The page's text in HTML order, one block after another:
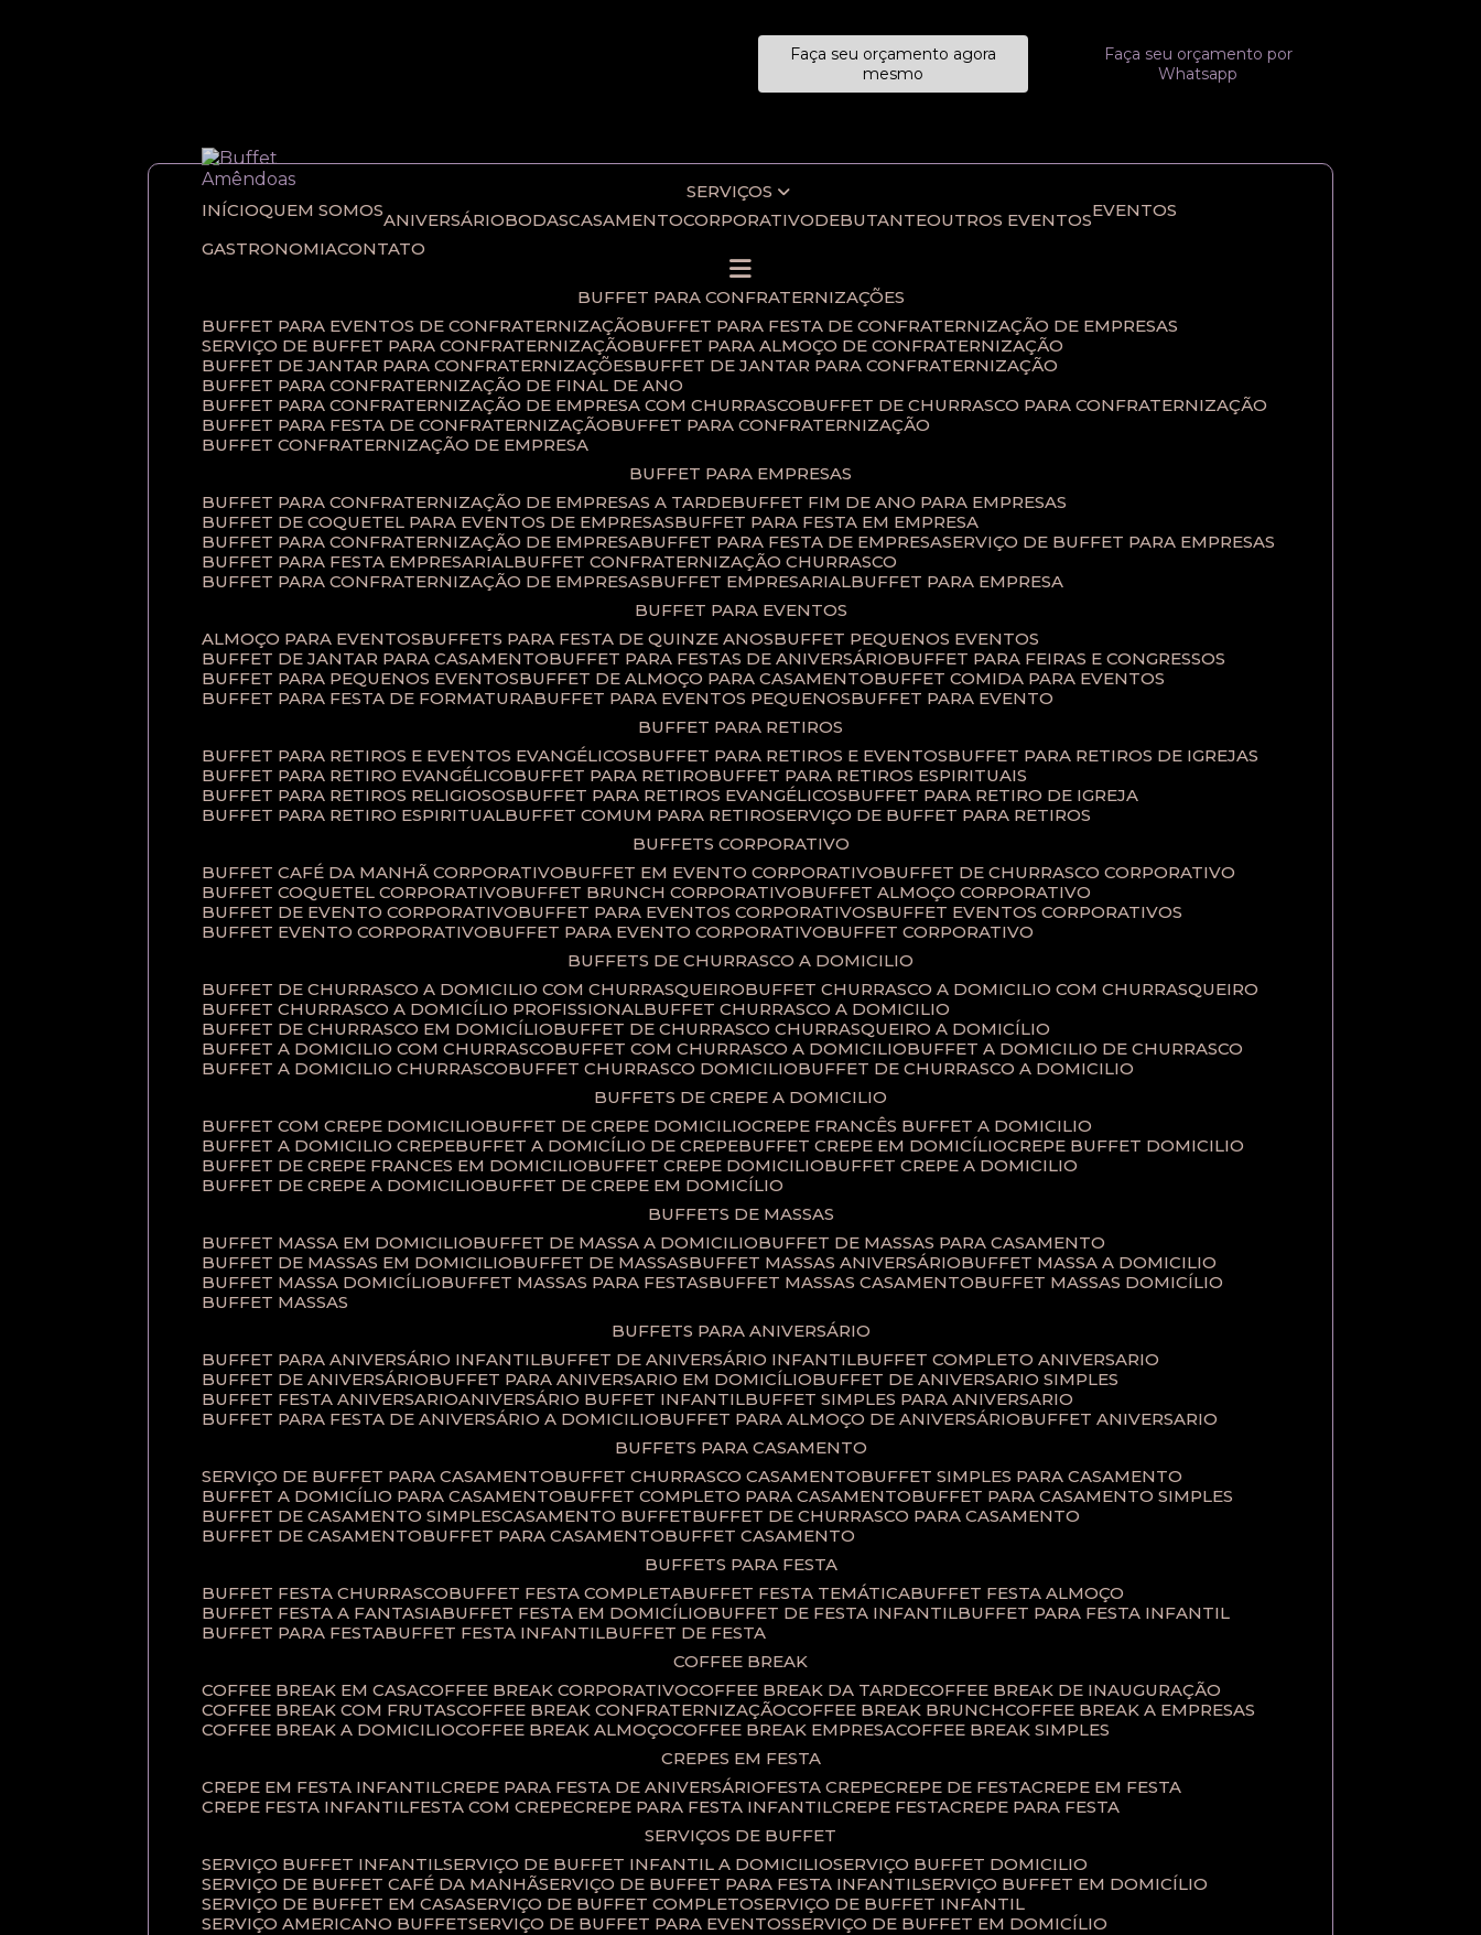
Faça seu orçamento agora
mesmo
Faça seu orçamento por
Whatsapp
INÍCIO QUEM SOMOS
SERVIÇOS
ANIVERSÁRIO
BODAS CASAMENTO CORPORATIVO DEBUTANTE OUTROS EVENTOS
EVENTOS
GASTRONOMIA CONTATO
BUFFET PARA CONFRATERNIZAÇÕES
BUFFET PARA EVENTOS DE CONFRATERNIZAÇÃO
BUFFET PARA FESTA DE CONFRATERNIZAÇÃO DE EMPRESAS
SERVIÇO DE BUFFET PARA CONFRATERNIZAÇÃO
BUFFET PARA ALMOÇO DE CONFRATERNIZAÇÃO​
BUFFET DE JANTAR PARA CONFRATERNIZAÇÕES​
BUFFET DE JANTAR PARA CONFRATERNIZAÇÃO​
BUFFET PARA CONFRATERNIZAÇÃO DE FINAL DE ANO​
BUFFET PARA CONFRATERNIZAÇÃO DE EMPRESA COM CHURRASCO
BUFFET DE CHURRASCO PARA CONFRATERNIZAÇÃO
BUFFET PARA FESTA DE CONFRATERNIZAÇÃO
BUFFET PARA CONFRATERNIZAÇÃO
BUFFET CONFRATERNIZAÇÃO DE EMPRESA
BUFFET PARA EMPRESAS
BUFFET PARA CONFRATERNIZAÇÃO DE EMPRESAS A TARDE
BUFFET FIM DE ANO PARA EMPRESAS
BUFFET DE COQUETEL PARA EVENTOS DE EMPRESAS
BUFFET PARA FESTA EM EMPRESA
BUFFET PARA CONFRATERNIZAÇÃO DE EMPRESA
BUFFET PARA FESTA DE EMPRESA SERVIÇO DE BUFFET PARA EMPRESAS
BUFFET PARA FESTA EMPRESARIAL
BUFFET CONFRATERNIZAÇÃO CHURRASCO
BUFFET PARA CONFRATERNIZAÇÃO DE EMPRESAS
BUFFET EMPRESARIAL
BUFFET PARA EMPRESA
BUFFET PARA EVENTOS
ALMOÇO PARA EVENTOS
BUFFETS PARA FESTA DE QUINZE ANOS
BUFFET PEQUENOS EVENTOS
BUFFET DE JANTAR PARA CASAMENTO
BUFFET PARA FESTAS DE ANIVERSÁRIO
BUFFET PARA FEIRAS E CONGRESSOS
BUFFET PARA PEQUENOS EVENTOS
BUFFET DE ALMOÇO PARA CASAMENTO
BUFFET COMIDA PARA EVENTOS
BUFFET PARA FESTA DE FORMATURA
BUFFET PARA EVENTOS PEQUENOS
BUFFET PARA EVENTO
BUFFET PARA RETIROS
BUFFET PARA RETIROS E EVENTOS EVANGÉLICOS
BUFFET PARA RETIROS E EVENTOS
BUFFET PARA RETIROS DE IGREJAS
BUFFET PARA RETIRO EVANGÉLICO
BUFFET PARA RETIRO
BUFFET PARA RETIROS ESPIRITUAIS
BUFFET PARA RETIROS RELIGIOSOS
BUFFET PARA RETIROS EVANGÉLICOS
BUFFET PARA RETIRO DE IGREJA
BUFFET PARA RETIRO ESPIRITUAL
BUFFET COMUM PARA RETIRO​ SERVIÇO DE BUFFET PARA RETIROS
BUFFETS CORPORATIVO
BUFFET CAFÉ DA MANHÃ CORPORATIVO
BUFFET EM EVENTO CORPORATIVO
BUFFET DE CHURRASCO CORPORATIVO
BUFFET COQUETEL CORPORATIVO
BUFFET BRUNCH CORPORATIVO
BUFFET ALMOÇO CORPORATIVO
BUFFET DE EVENTO CORPORATIVO
BUFFET PARA EVENTOS CORPORATIVOS
BUFFET EVENTOS CORPORATIVOS
BUFFET EVENTO CORPORATIVO
BUFFET PARA EVENTO CORPORATIVO
BUFFET CORPORATIVO
BUFFETS DE CHURRASCO A DOMICILIO
BUFFET DE CHURRASCO A DOMICILIO COM CHURRASQUEIRO
BUFFET CHURRASCO A DOMICILIO COM CHURRASQUEIRO
BUFFET CHURRASCO A DOMICÍLIO PROFISSIONAL
BUFFET CHURRASCO A DOMICILIO
BUFFET DE CHURRASCO EM DOMICÍLIO
BUFFET DE CHURRASCO CHURRASQUEIRO A DOMICÍLIO
BUFFET A DOMICILIO COM CHURRASCO
BUFFET COM CHURRASCO A DOMICILIO
BUFFET A DOMICILIO DE CHURRASCO
BUFFET A DOMICILIO CHURRASCO
BUFFET CHURRASCO DOMICILIO
BUFFET DE CHURRASCO A DOMICILIO
BUFFETS DE CREPE A DOMICILIO
BUFFET COM CREPE DOMICILIO
BUFFET DE CREPE DOMICILIO
CREPE FRANCÊS BUFFET A DOMICILIO
BUFFET A DOMICILIO CREPE
BUFFET A DOMICÍLIO DE CREPE BUFFET CREPE EM DOMICÍLIO
CREPE BUFFET DOMICILIO
BUFFET DE CREPE FRANCES EM DOMICILIO
BUFFET CREPE DOMICILIO
BUFFET CREPE A DOMICILIO
BUFFET DE CREPE A DOMICILIO
BUFFET DE CREPE EM DOMICÍLIO
BUFFETS DE MASSAS
BUFFET MASSA EM DOMICILIO
BUFFET DE MASSA A DOMICILIO
BUFFET DE MASSAS PARA CASAMENTO
BUFFET DE MASSAS EM DOMICILIO
BUFFET DE MASSAS BUFFET MASSAS ANIVERSÁRIO
BUFFET MASSA A DOMICILIO
BUFFET MASSA DOMICÍLIO
BUFFET MASSAS PARA FESTAS BUFFET MASSAS CASAMENTO
BUFFET MASSAS DOMICÍLIO
BUFFET MASSAS
BUFFETS PARA ANIVERSÁRIO
BUFFET PARA ANIVERSÁRIO INFANTIL
BUFFET DE ANIVERSÁRIO INFANTIL
BUFFET COMPLETO ANIVERSARIO
BUFFET DE ANIVERSÁRIO
BUFFET PARA ANIVERSARIO EM DOMICÍLIO
BUFFET DE ANIVERSARIO SIMPLES
BUFFET FESTA ANIVERSARIO
ANIVERSÁRIO BUFFET INFANTIL
BUFFET SIMPLES PARA ANIVERSARIO
BUFFET PARA FESTA DE ANIVERSÁRIO A DOMICILIO
BUFFET PARA ALMOÇO DE ANIVERSÁRIO
BUFFET ANIVERSARIO
BUFFETS PARA CASAMENTO
SERVIÇO DE BUFFET PARA CASAMENTO
BUFFET CHURRASCO CASAMENTO
BUFFET SIMPLES PARA CASAMENTO
BUFFET A DOMICÍLIO PARA CASAMENTO
BUFFET COMPLETO PARA CASAMENTO
BUFFET PARA CASAMENTO SIMPLES
BUFFET DE CASAMENTO SIMPLES CASAMENTO BUFFET
BUFFET DE CHURRASCO PARA CASAMENTO
BUFFET DE CASAMENTO
BUFFET PARA CASAMENTO
BUFFET CASAMENTO
BUFFETS PARA FESTA
BUFFET FESTA CHURRASCO
BUFFET FESTA COMPLETA BUFFET FESTA TEMÁTICA
BUFFET FESTA ALMOÇO
BUFFET FESTA A FANTASIA
BUFFET FESTA EM DOMICÍLIO BUFFET DE FESTA INFANTIL
BUFFET PARA FESTA INFANTIL
BUFFET PARA FESTA
BUFFET FESTA INFANTIL
BUFFET DE FESTA
COFFEE BREAK
COFFEE BREAK EM CASA COFFEE BREAK CORPORATIVO COFFEE BREAK DA TARDE COFFEE BREAK DE INAUGURAÇÃO
COFFEE BREAK COM FRUTAS COFFEE BREAK CONFRATERNIZAÇÃO COFFEE BREAK BRUNCH COFFEE BREAK A EMPRESAS
COFFEE BREAK A DOMICILIO COFFEE BREAK ALMOÇO COFFEE BREAK EMPRESA COFFEE BREAK SIMPLES
CREPES EM FESTA
CREPE EM FESTA INFANTIL
CREPE PARA FESTA DE ANIVERSÁRIO FESTA CREPE CREPE DE FESTA
CREPE EM FESTA
CREPE FESTA INFANTIL FESTA COM CREPE CREPE PARA FESTA INFANTIL CREPE FESTA
CREPE PARA FESTA
SERVIÇOS DE BUFFET
SERVIÇO BUFFET INFANTIL SERVIÇO DE BUFFET INFANTIL A DOMICILIO SERVIÇO BUFFET DOMICILIO
SERVIÇO DE BUFFET CAFÉ DA MANHÃ SERVIÇO DE BUFFET PARA FESTA INFANTIL SERVIÇO BUFFET EM DOMICÍLIO
SERVIÇO DE BUFFET EM CASA SERVIÇO DE BUFFET COMPLETO SERVIÇO DE BUFFET INFANTIL
SERVIÇO AMERICANO BUFFET SERVIÇO DE BUFFET PARA EVENTOS SERVIÇO DE BUFFET EM DOMICÍLIO